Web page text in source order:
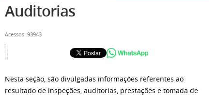
Auditorias
Acessos: 93943
Nesta seção, são divulgadas informações referentes ao
resultado de inspeções, auditorias, prestações e tomada de